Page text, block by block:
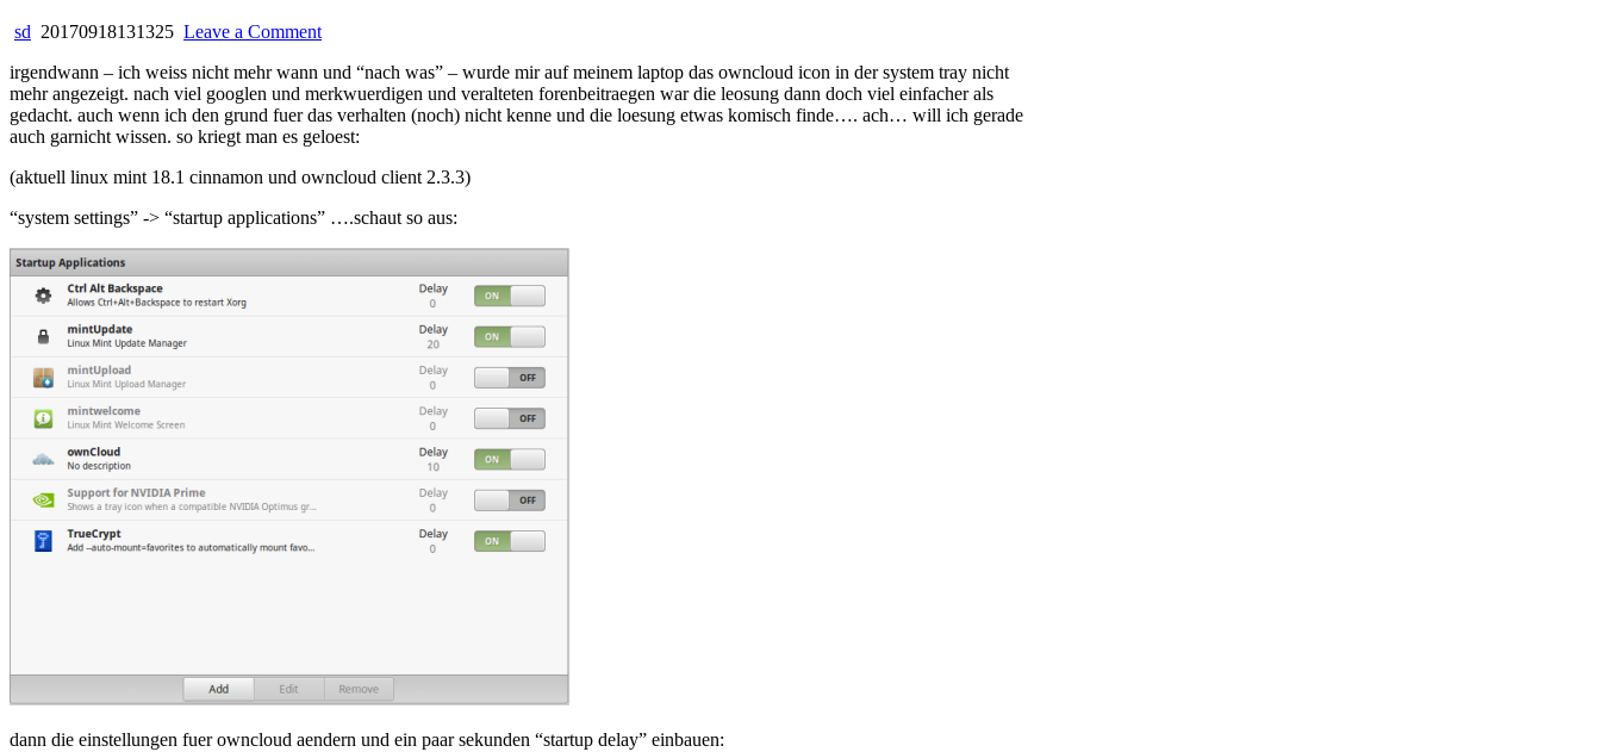
sd 20170918131325 Leave a Commenton
mint
und
das
owncloud
icon
irgendwann – ich weiss nicht mehr wann und “nach was” – wurde mir auf meinem laptop das owncloud icon in der system tray nicht
mehr angezeigt. nach viel googlen und merkwuerdigen und veralteten forenbeitraegen war die leosung dann doch viel einfacher als
gedacht. auch wenn ich den grund fuer das verhalten (noch) nicht kenne und die loesung etwas komisch finde…. ach… will ich gerade
auch garnicht wissen. so kriegt man es geloest:
(aktuell linux mint 18.1 cinnamon und owncloud client 2.3.3)
“system settings” -> “startup applications” ….schaut so aus:
dann die einstellungen fuer owncloud aendern und ein paar sekunden “startup delay” einbauen: